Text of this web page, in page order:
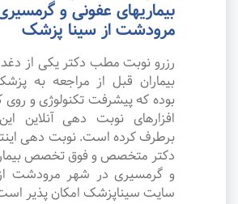
بیماریهای عفونی و
مرودشت از سینا پزشک
رزرو نوبت مطب دکتر یکی از
بیماران قبل از مراجعه به
بوده که پیشرفت تکنولوژی و روی
افزارهای نوبت دهی آنلاین
برطرف کرده است. نوبت دهی
دکتر متخصص و فوق تخصص
و گرمسیری در شهر مرودشت
سایت سیناپزشک امکان پذیر